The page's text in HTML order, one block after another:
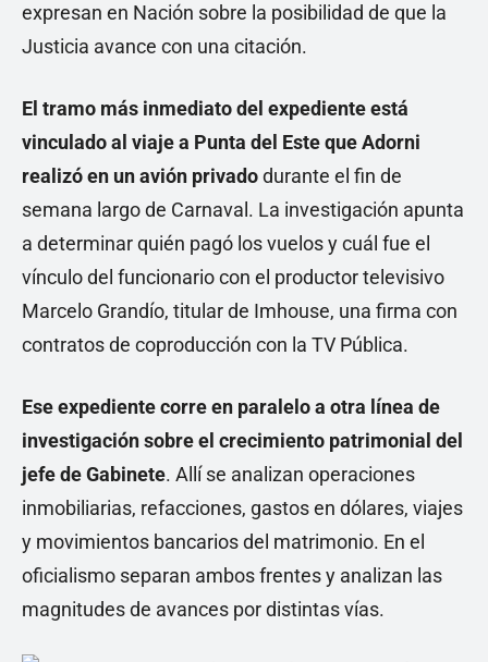
expresan en Nación sobre la posibilidad de que la
Justicia avance con una citación.
El tramo más inmediato del expediente está
vinculado al viaje a Punta del Este que Adorni
realizó en un avión privadodurante el fin de
semana largo de Carnaval. La investigación apunta
a determinar quién pagó los vuelos y cuál fue el
vínculo del funcionario con el productor televisivo
Marcelo Grandío, titular de Imhouse, una firma con
contratos de coproducción con la TV Pública.
Ese expediente corre en paralelo a otra línea de
investigación sobre el crecimiento patrimonial del
jefe de Gabinete. Allí se analizan operaciones
inmobiliarias, refacciones, gastos en dólares, viajes
y movimientos bancarios del matrimonio. En el
oficialismo separan ambos frentes y analizan las
magnitudes de avances por distintas vías.